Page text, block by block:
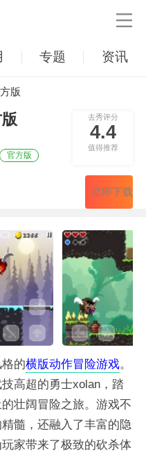

专题 资讯
版
官方版
去秀评分
4.4
值得推荐
立即下载
的横版动作冒险游戏。
高超的勇士xolan，踏
壮阔冒险之旅。游戏不
髓，还融入了丰富的隐
家带来了极致的砍杀体